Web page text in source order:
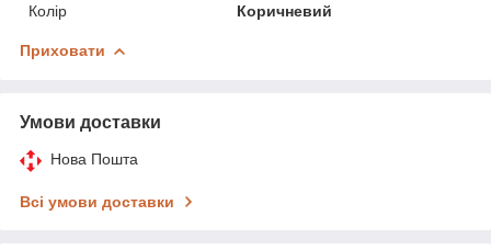
Колір
Коричневий
Приховати
Умови доставки
Нова Пошта
Всі умови доставки